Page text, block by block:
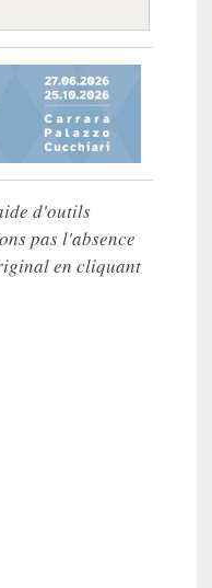
d'outils
pas l'absence
en cliquant